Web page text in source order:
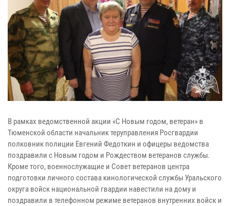
В рамках ведомственной акции «С Новым годом, ветеран» в
Тюменской области начальник теруправления Росгвардии
полковник полиции Евгений Федоткин и офицеры ведомства
поздравили с Новым годом и Рождеством ветеранов службы.
Кроме того, военнослужащие и Совет ветеранов центра
подготовки личного состава кинологической службы Уральского
округа войск национальной гвардии навестили на дому и
поздравили в телефонном режиме ветеранов внутренних войск и